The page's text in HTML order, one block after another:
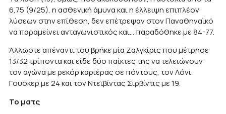
6,75 (9/25), η ασθενική άμυνα και η έλλειψη επιπλέον
λύσεων στην επίθεση, δεν επέτρεψαν στον Παναθηναϊκό
να παραμείνει ανταγωνιστικός και… παραδόθηκε με 84-77.
Άλλωστε απέναντι του βρήκε μία Ζαλγκίρις που μέτρησε
13/32 τρίποντα και είδε δύο παίκτες της να τελειώνουν
τον αγώνα με ρεκόρ καριέρας σε πόντους, τον Λόνι
Γουόκερ με 24 και τον Ντεϊβίντας Σιρβίντις με 19.
Το ματς